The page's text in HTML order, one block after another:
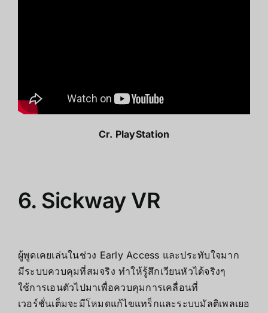
Cr. PlayStation
6. Sickway VR
ผู้พูดเคยเล่นในช่วง Early Access และประทับใจมาก
มีระบบควบคุมที่สมจริง ทำให้รู้สึกเวียนหัวได้จริงๆ
ใช้การเอนตัวไปมาเพื่อควบคุมการเคลื่อนที่
เวอร์ชั่นเต็มจะมีโหมดแก้ไขแทร็กและระบบมัลติเพลเยอ